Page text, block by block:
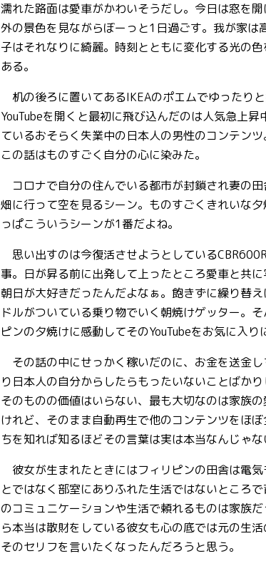
濡れた路面は愛車がかわいそうだし。今日は窓を
外の景色を見ながらぼーっと1日過ごす。我が家
子はそれなりに綺麗。時刻とともに変化する光の
ある。
机の後ろに置いてあるIKEAのポエムでゆったり
YouTubeを開くと最初に飛び込んだのは人気急上
ているおそらく失業中の日本人の男性のコンテン
この話はものすごく自分の心に染みた。
コロナで自分の住んでいる都市が封鎖され妻の
畑に行って空を見るシーン。ものすごくきれいな
っぱこういうシーンが1番だよね。
思い出すのは今復活させようとしている
事。日が昇る前に出発して上ったところ愛車と共
朝日が大好きだったんだよなぁ。飽きずに繰り替
ドルがついている乗り物でいく朝焼けゲッター。
ピンの夕焼けに感動してそのYouTubeをお気に入り
その話の中にせっかく稼いだのに、お金を送金
り日本人の自分からしたらもったいないことばか
そのものの価値はいらない、最も大切なのは家族
けれど、そのまま自動再生で他のコンテンツをほ
ちを知れば知るほどその言葉は実は本当なんじゃ
彼女が生まれたときにはフィリピンの田舎は電
とではなく部室にありふれた生活ではないところ
のコミュニケーションや生活で頼れるものは家族
ら本当は散財をしている彼女も心の底では元の生
そのセリフを言いたくなったんだろうと思う。